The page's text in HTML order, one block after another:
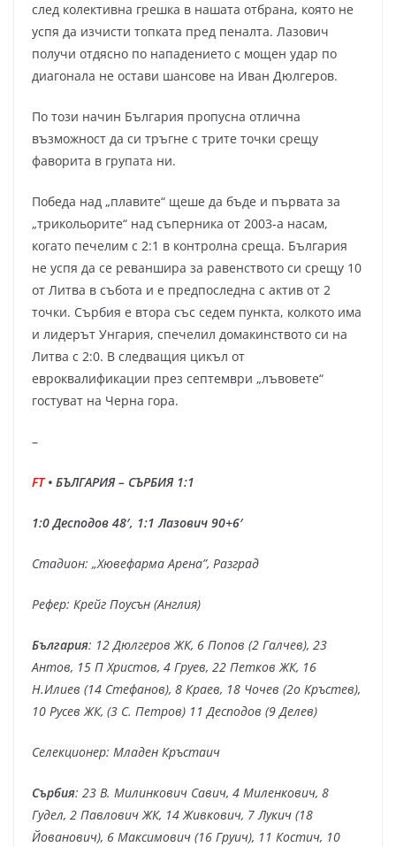
след колективна грешка в нашата отбрана, която не
успя да изчисти топката пред пеналта. Лазович
получи отдясно по нападението с мощен удар по
диагонала не остави шансове на Иван Дюлгеров.
По този начин България пропусна отлична
възможност да си тръгне с трите точки срещу
фаворита в групата ни.
Победа над „плавите“ щеше да бъде и първата за
„трикольорите“ над съперника от 2003-а насам,
когато печелим с 2:1 в контролна среща. България
не успя да се реваншира за равенството си срещу 10
от Литва в събота и е предпоследна с актив от 2
точки. Сърбия е втора със седем пункта, колкото има
и лидерът Унгария, спечелил домакинството си на
Литва с 2:0. В следващия цикъл от
евроквалификации през септември „лъвовете“
гостуват на Черна гора.
–
FT• БЪЛГАРИЯ – СЪРБИЯ 1:1
1:0 Десподов 48′, 1:1 Лазович 90+6′
Стадион: „Хювефарма Арена”, Разград
Рефер: Крейг Поусън (Англия)
България: 12 Дюлгеров ЖК, 6 Попов (2 Галчев), 23
Антов, 15 П Христов, 4 Груев, 22 Петков ЖК, 16
Н.Илиев (14 Стефанов), 8 Краев, 18 Чочев (2о Кръстев),
10 Русев ЖК, (3 С. Петров) 11 Десподов (9 Делев)
Селекционер: Младен Кръстаич
Сърбия: 23 В. Милинкович Савич, 4 Миленкович, 8
Гудел, 2 Павлович ЖК, 14 Живкович, 7 Лукич (18
Йованович), 6 Максимович (16 Груич), 11 Костич, 10